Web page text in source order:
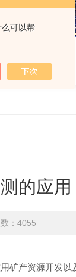
可以帮
的应用
：4055
产资源开发以